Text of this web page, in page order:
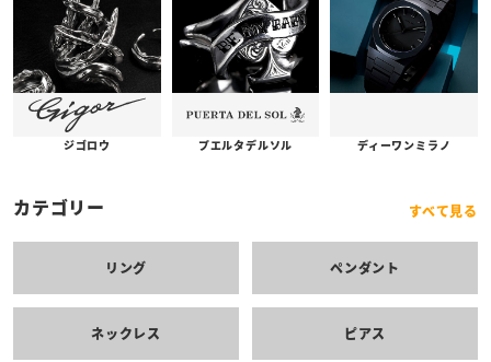
ジゴロウ プエルタデルソル ディーワンミラノ
カテゴリー すべて見る
リング ペンダント
ネックレス ピアス